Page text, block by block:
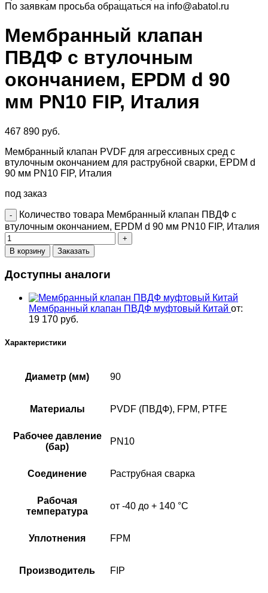
По заявкам просьба обращаться на info@abatol.ru
Мембранный клапан
ПВДФ с втулочным
окончанием, EPDM d 90
мм PN10 FIP, Италия
467 890 руб.
Мембранный клапан PVDF для агрессивных сред с
втулочным окончанием для раструбной сварки, EPDM d
90 мм PN10 FIP, Италия
под заказ
Количество товара Мембранный клапан ПВДФ с
втулочным окончанием, EPDM d 90 мм PN10 FIP, Италия
В корзину Заказать
Доступны аналоги
Мембранный клапан ПВДФ муфтовый Китай от:
19 170 руб.
Характеристики
Диаметр (мм) 90
Материалы PVDF (ПВДФ), FPM, PTFE
Рабочее давление
(бар)
PN10
Соединение Раструбная сварка
Рабочая
температура
от -40 до + 140 °C
Уплотнения FPM
Производитель FIP